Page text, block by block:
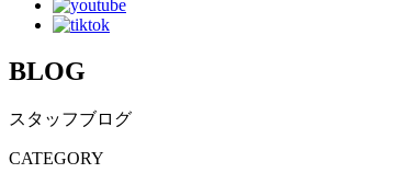
BLOG
スタッフブログ
CATEGORY